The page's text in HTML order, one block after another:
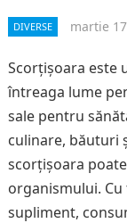
DIVERSE martie
Scorțișoara este
întreaga lume
sale pentru
culinare, băuturi
scorțișoara
organismului.
supliment,